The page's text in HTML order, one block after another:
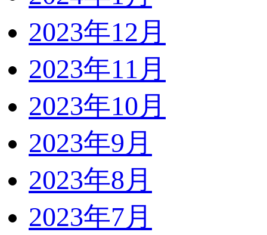
2023年12月
2023年11月
2023年10月
2023年9月
2023年8月
2023年7月